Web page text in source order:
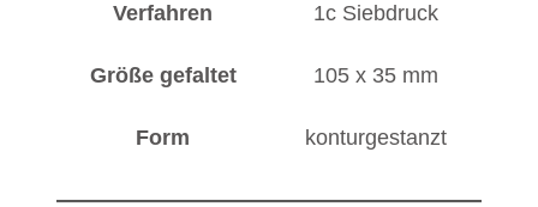
Verfahren
Größe gefaltet
Form
1c Siebdruck
105 x 35 mm
konturgestanzt